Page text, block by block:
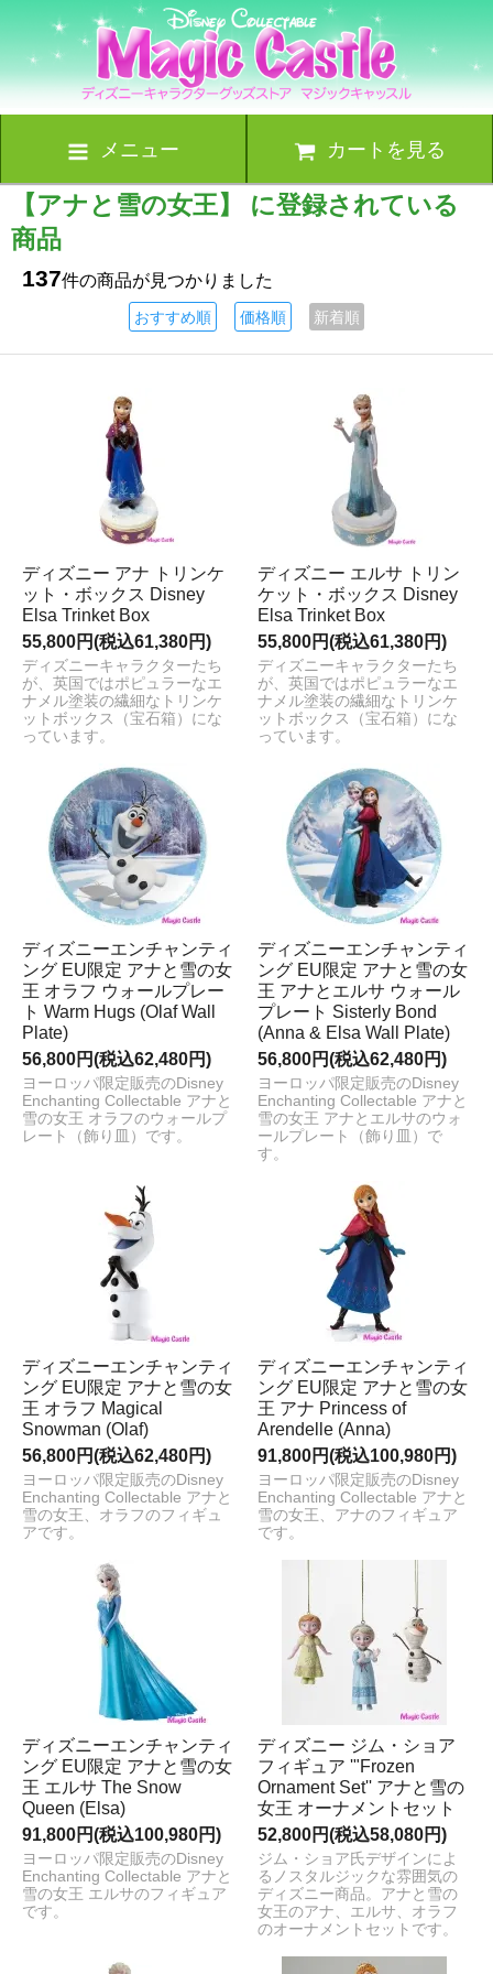
メニュー カートを見る
【アナと雪の女王】 に登録されている
商品
137件の商品が見つかりました
おすすめ順 価格順 新着順
ディズニー アナ トリンケ
ット・ボックス Disney
Elsa Trinket Box
55,800円(税込61,380円)
ディズニーキャラクターたち
が、英国ではポピュラーなエ
ナメル塗装の繊細なトリンケ
ットボックス（宝石箱）にな
っています。
ディズニー エルサ トリン
ケット・ボックス Disney
Elsa Trinket Box
55,800円(税込61,380円)
ディズニーキャラクターたち
が、英国ではポピュラーなエ
ナメル塗装の繊細なトリンケ
ットボックス（宝石箱）にな
っています。
ディズニーエンチャンティ
ング EU限定 アナと雪の女
王 オラフ ウォールプレー
ト Warm Hugs (Olaf Wall
Plate)
56,800円(税込62,480円)
ヨーロッパ限定販売のDisney
Enchanting Collectable アナと
雪の女王 オラフのウォールプ
レート（飾り皿）です。
ディズニーエンチャンティ
ング EU限定 アナと雪の女
王 アナとエルサ ウォール
プレート Sisterly Bond
(Anna & Elsa Wall Plate)
56,800円(税込62,480円)
ヨーロッパ限定販売のDisney
Enchanting Collectable アナと
雪の女王 アナとエルサのウォ
ールプレート（飾り皿）で
す。
ディズニーエンチャンティ
ング EU限定 アナと雪の女
王 オラフ Magical
Snowman (Olaf)
56,800円(税込62,480円)
ヨーロッパ限定販売のDisney
Enchanting Collectable アナと
雪の女王、オラフのフィギュ
アです。
ディズニーエンチャンティ
ング EU限定 アナと雪の女
王 アナ Princess of
Arendelle (Anna)
91,800円(税込100,980円)
ヨーロッパ限定販売のDisney
Enchanting Collectable アナと
雪の女王、アナのフィギュア
です。
ディズニーエンチャンティ
ング EU限定 アナと雪の女
王 エルサ The Snow
Queen (Elsa)
91,800円(税込100,980円)
ヨーロッパ限定販売のDisney
Enchanting Collectable アナと
雪の女王 エルサのフィギュア
です。
ディズニー ジム・ショア
フィギュア '"Frozen
Ornament Set'' アナと雪の
女王 オーナメントセット
52,800円(税込58,080円)
ジム・ショア氏デザインによ
るノスタルジックな雰囲気の
ディズニー商品。アナと雪の
女王のアナ、エルサ、オラフ
のオーナメントセットです。